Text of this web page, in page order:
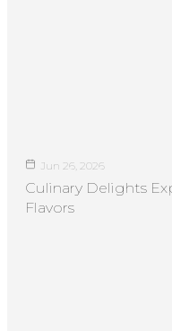
Jun 26, 2026
Culinary Delights
Flavors